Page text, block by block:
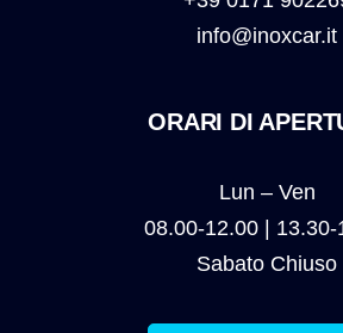
info@inoxcar.it
ORARI DI
Lun – Ven
08.00-12.00 | 13.30-
Sabato Chiuso